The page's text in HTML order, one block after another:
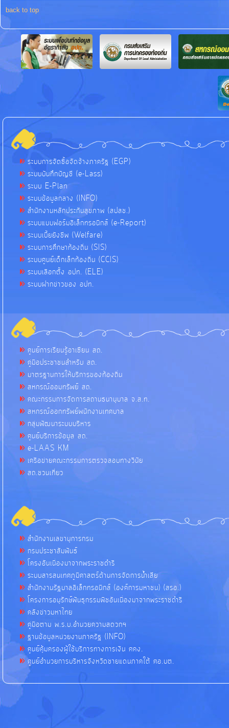
back to top
ระบบการจัดซื้อจัดจ้างภาครัฐ (EGP)
ระบบบันทึกบัญชี (e-Lass)
ระบบ E-Plan
ระบบข้อมูลกลาง (INFO)
สำนักงานหลักประกันสุขภาพ (สปสช.)
ระบบแบบฟอร์มอิเล็กทรอนิกส์ (e-Report)
ระบบเบี้ยยังชีพ (Welfare)
ระบบการศึกษาท้องถิ่น (SIS)
ระบบศูนย์เด็กเล็กท้องถิ่น (CCIS)
ระบบเลือกตั้ง อปท. (ELE)
ระบบฝากข่าวของ อปท.
ศูนย์การเรียนรู้อาเซียน สถ.
คู่มือประชาชนสำหรับ สถ.
มาตรฐานการให้บริการของท้องถิ่น
สหกรณ์ออมทรัพย์ สถ.
คณะกรรมการจัดการสถานธนานุบาล จ.ส.ท.
สหกรณ์ออกทรัพย์พนักงานเทศบาล
กลุ่มพัฒนาระบบบริหาร
ศูนย์บริการข้อมูล สถ.
e-LAAS KM
เครือข่ายคณะกรรมการตรวจสอบทางวินัย
สถ.ชวนเที่ยว
สำนักงานเลขานุการกรม
กรมประชาสัมพันธ์
โครงอันเนื่องมาจากพระราชดำริ
ระบบสารสนเทศภูมิศาสตร์ด้านการจัดการน้ำเสีย
สำนักงานรัฐบาลอิเล็กทรอนิกส์ (องค์การมหาชน) (สรอ.)
โครงการอนุรักษ์พันธุกรรมพืชอันเนื่องมาจากพระราชดำริ
คลังข่าวมหาไทย
คู่มือตาม พ.ร.บ.อำนวยความสดวกฯ
ฐานข้อมูลหน่วยงานภาครัฐ (INFO)
ศูนย์คุ้มครองผู้ใช้บริการทางการเงิน ศคง.
ศูนย์อำนวยการบริหารจังหวัดชายแดนภาคใต้ ศอ.บต.